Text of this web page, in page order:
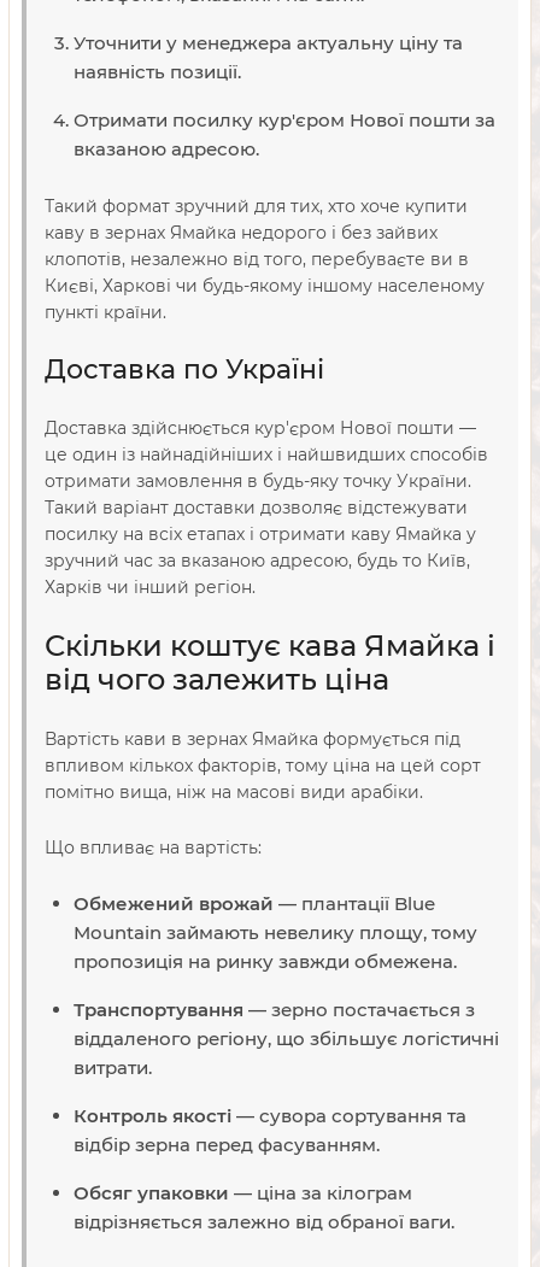
Уточнити у менеджера актуальну ціну та
наявність позиції.
Отримати посилку кур'єром Нової пошти за
вказаною адресою.
Такий формат зручний для тих, хто хоче купити
каву в зернах Ямайка недорого і без зайвих
клопотів, незалежно від того, перебуваєте ви в
Києві, Харкові чи будь-якому іншому населеному
пункті країни.
Доставка по Україні
Доставка здійснюється кур'єром Нової пошти —
це один із найнадійніших і найшвидших способів
отримати замовлення в будь-яку точку України.
Такий варіант доставки дозволяє відстежувати
посилку на всіх етапах і отримати каву Ямайка у
зручний час за вказаною адресою, будь то Київ,
Харків чи інший регіон.
Скільки коштує кава Ямайка і
від чого залежить ціна
Вартість кави в зернах Ямайка формується під
впливом кількох факторів, тому ціна на цей сорт
помітно вища, ніж на масові види арабіки.
Що впливає на вартість:
Обмежений врожай — плантації Blue
Mountain займають невелику площу, тому
пропозиція на ринку завжди обмежена.
Транспортування — зерно постачається з
віддаленого регіону, що збільшує логістичні
витрати.
Контроль якості — сувора сортування та
відбір зерна перед фасуванням.
Обсяг упаковки — ціна за кілограм
відрізняється залежно від обраної ваги.